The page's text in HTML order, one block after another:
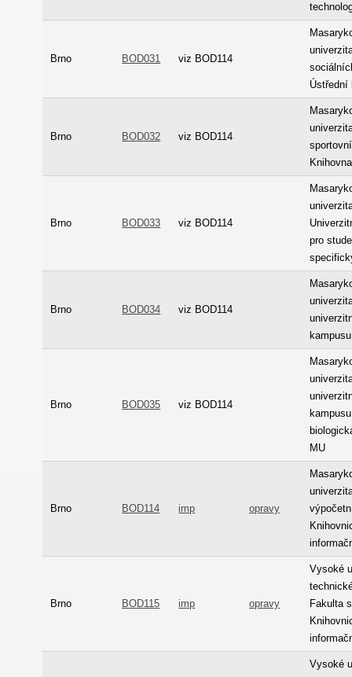
Brno BOD031 viz BOD114
Ústřední
Brno BOD032 viz BOD114
Knihovna
Brno BOD033 viz BOD114
pro
Brno BOD034 viz BOD114
kampusu
Brno BOD035 viz BOD114
MU
Brno BOD114 imp opravy
Brno BOD115 imp opravy
Vysoké
Fakulta
Vysoké